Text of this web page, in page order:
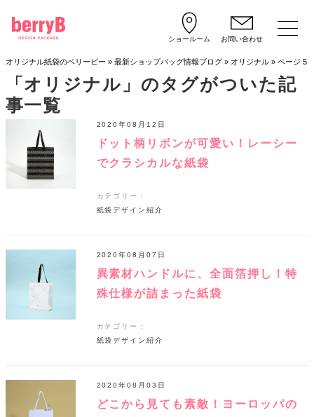
ショールーム お問い合わせ
オリジナル紙袋のベリービー » 最新ショップバッグ情報ブログ» オリジナル» ページ 5
「オリジナル」のタグがついた記
事一覧
ドット柄リボンが可愛い！レーシー
でクラシカルな紙袋
2020年08月12日
カテゴリー：
紙袋デザイン紹介
異素材ハンドルに、全面箔押し！特
殊仕様が詰まった紙袋
2020年08月07日
カテゴリー：
紙袋デザイン紹介
どこから見ても素敵！ヨーロッパの
2020年08月03日